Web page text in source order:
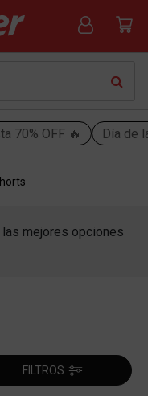
70% OFF 🔥 Día de
las mejores opciones
FILTROS